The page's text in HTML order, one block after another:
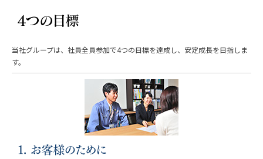
当社グループは、社員全員参加で4つの目標を達成し、安定成長を目指しま
す。